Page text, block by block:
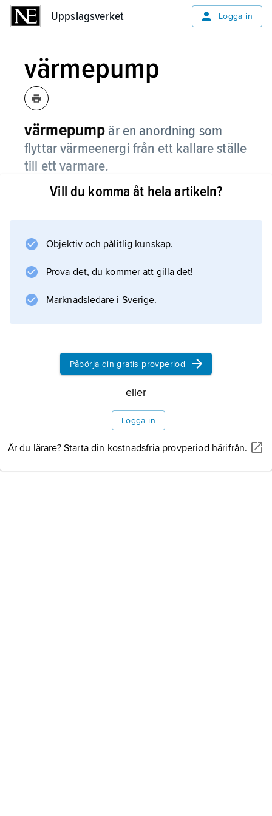
Uppslagsverket Logga in
värmepump
värmepump är en anordning som
flyttar värmeenergi från ett kallare ställe
till ett varmare.
I vanliga fall utjämnas temperaturskillnader. En
samtidigt som luftens temperatur runt flaskan
temperatur. Och tvärtom: en termos med hett
kaffe kommer så småningom att svalna.
temperaturen
Värmepumpens delar
Vill du komma åt hela artikeln?
Objektiv och pålitlig kunskap.
Prova det, du kommer att gilla det!
Marknadsledare i Sverige.
Påbörja din gratis provperiod
eller
Logga in
Är du lärare? Starta din kostnadsfria provperiod härifrån.